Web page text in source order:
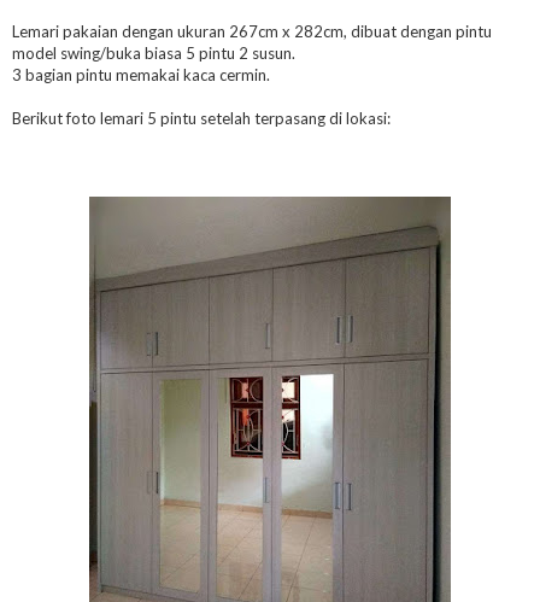
Lemari pakaian dengan ukuran 267cm x 282cm, dibuat dengan pintu
model swing/buka biasa 5 pintu 2 susun.
3 bagian pintu memakai kaca cermin.
Berikut foto lemari 5 pintu setelah terpasang di lokasi: